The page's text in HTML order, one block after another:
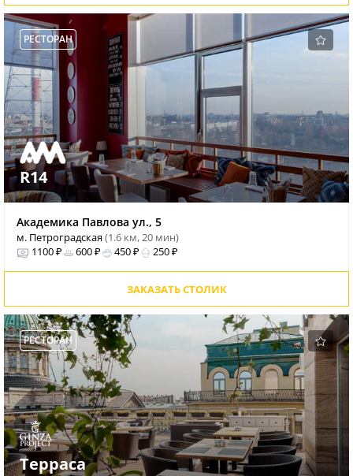
РЕСТОРАН
R14
Академика Павлова ул., 5
м. Петроградская(1.6 км, 20 мин)
1100 ₽
600 ₽ 450 ₽ 250 ₽
ЗАКАЗАТЬ СТОЛИК
РЕСТОРАН
Терраса